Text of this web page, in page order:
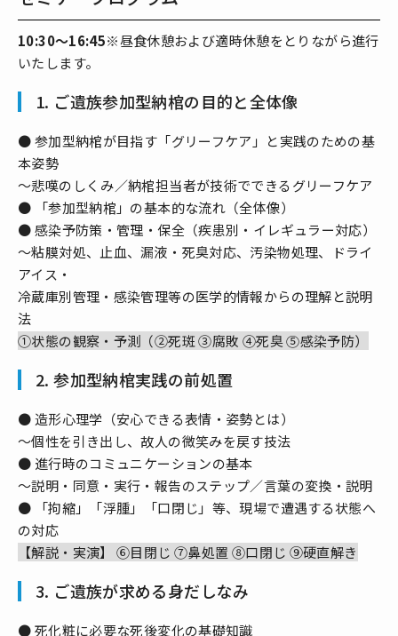
10:30～16:45※昼食休憩および適時休憩をとりながら進行
いたします。
1. ご遺族参加型納棺の目的と全体像
● 参加型納棺が目指す「グリーフケア」と実践のための基
本姿勢
～悲嘆のしくみ／納棺担当者が技術でできるグリーフケア
● 「参加型納棺」の基本的な流れ（全体像）
● 感染予防策・管理・保全（疾患別・イレギュラー対応）
～粘膜対処、止血、漏液・死臭対応、汚染物処理、ドライ
アイス・
冷蔵庫別管理・感染管理等の医学的情報からの理解と説明
法
①状態の観察・予測（②死斑 ③腐敗 ④死臭 ⑤感染予防）
2. 参加型納棺実践の前処置
● 造形心理学（安心できる表情・姿勢とは）
～個性を引き出し、故人の微笑みを戻す技法
● 進行時のコミュニケーションの基本
～説明・同意・実行・報告のステップ／言葉の変換・説明
● 「拘縮」「浮腫」「口閉じ」等、現場で遭遇する状態へ
の対応
【解説・実演】 ⑥目閉じ ⑦鼻処置 ⑧口閉じ ⑨硬直解き
3. ご遺族が求める身だしなみ
● 死化粧に必要な死後変化の基礎知識